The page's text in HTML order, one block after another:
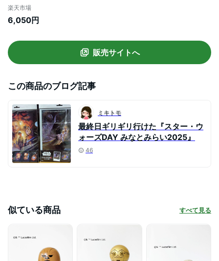
ト かわいい おうち時間 暮らし stayhome
癒し インテリア 木製 日本製 伝統工芸品 父
ャラクター ライトセイバー フィギュア ハ
ン・ソロ
楽天市場
6,050円
販売サイトへ
この商品のブログ記事
ミキトモ
最終日ギリギリ行けた『スター・ウ
ォーズDAY みなとみらい2025』
46
似ている商品 すべて見る